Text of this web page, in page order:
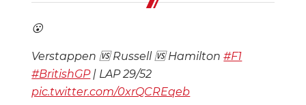
😮
Verstappen 🆚 Russell 🆚 Hamilton#F1
#BritishGP| LAP 29/52
pic.twitter.com/0xrQCREqeb